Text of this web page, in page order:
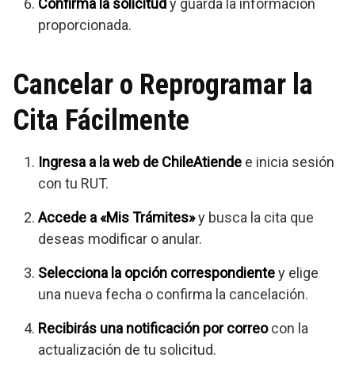
proporcionada.
Cancelar o Reprogramar la
Cita Fácilmente
Ingresa a la web de ChileAtiende e inicia sesión
con tu RUT.
Accede a «Mis Trámites»y busca la cita que
deseas modificar o anular.
Selecciona la opción correspondientey elige
una nueva fecha o confirma la cancelación.
Recibirás una notificación por correocon la
actualización de tu solicitud.